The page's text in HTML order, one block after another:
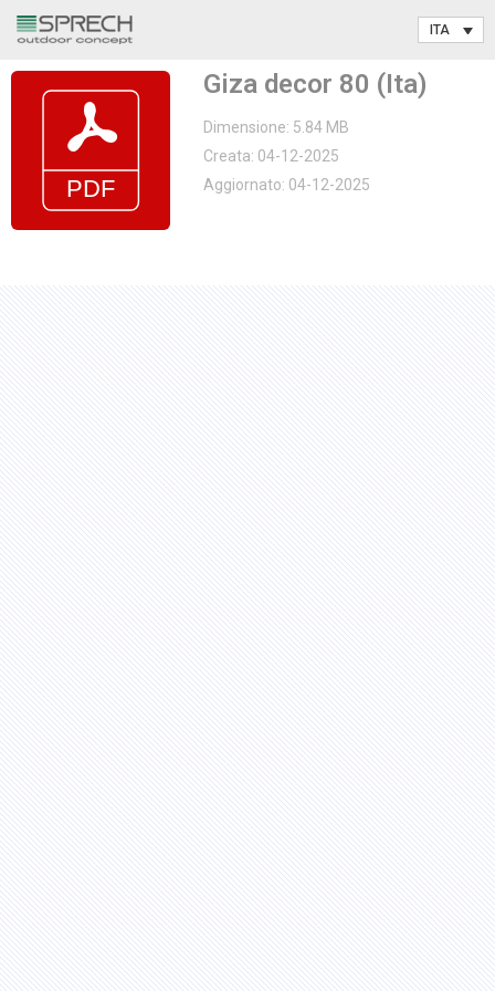
contenuto
Giza decor 80 (Ita)
Dimensione: 5.84 MB
Creata: 04-12-2025
Aggiornato: 04-12-2025